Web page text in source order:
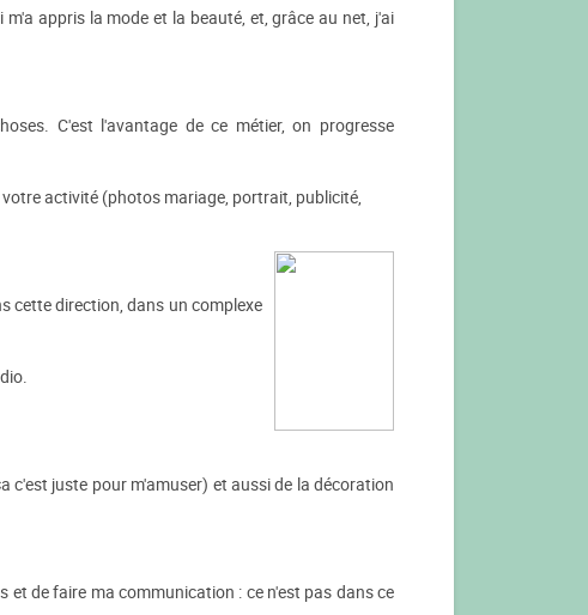
appris la mode et la beauté, et, grâce au net, j'ai
C'est l'avantage de ce métier, on progresse
activité (photos mariage, portrait, publicité,
cette direction, dans un complexe
c'est juste pour m'amuser) et aussi de la décoration
de faire ma communication : ce n'est pas dans ce